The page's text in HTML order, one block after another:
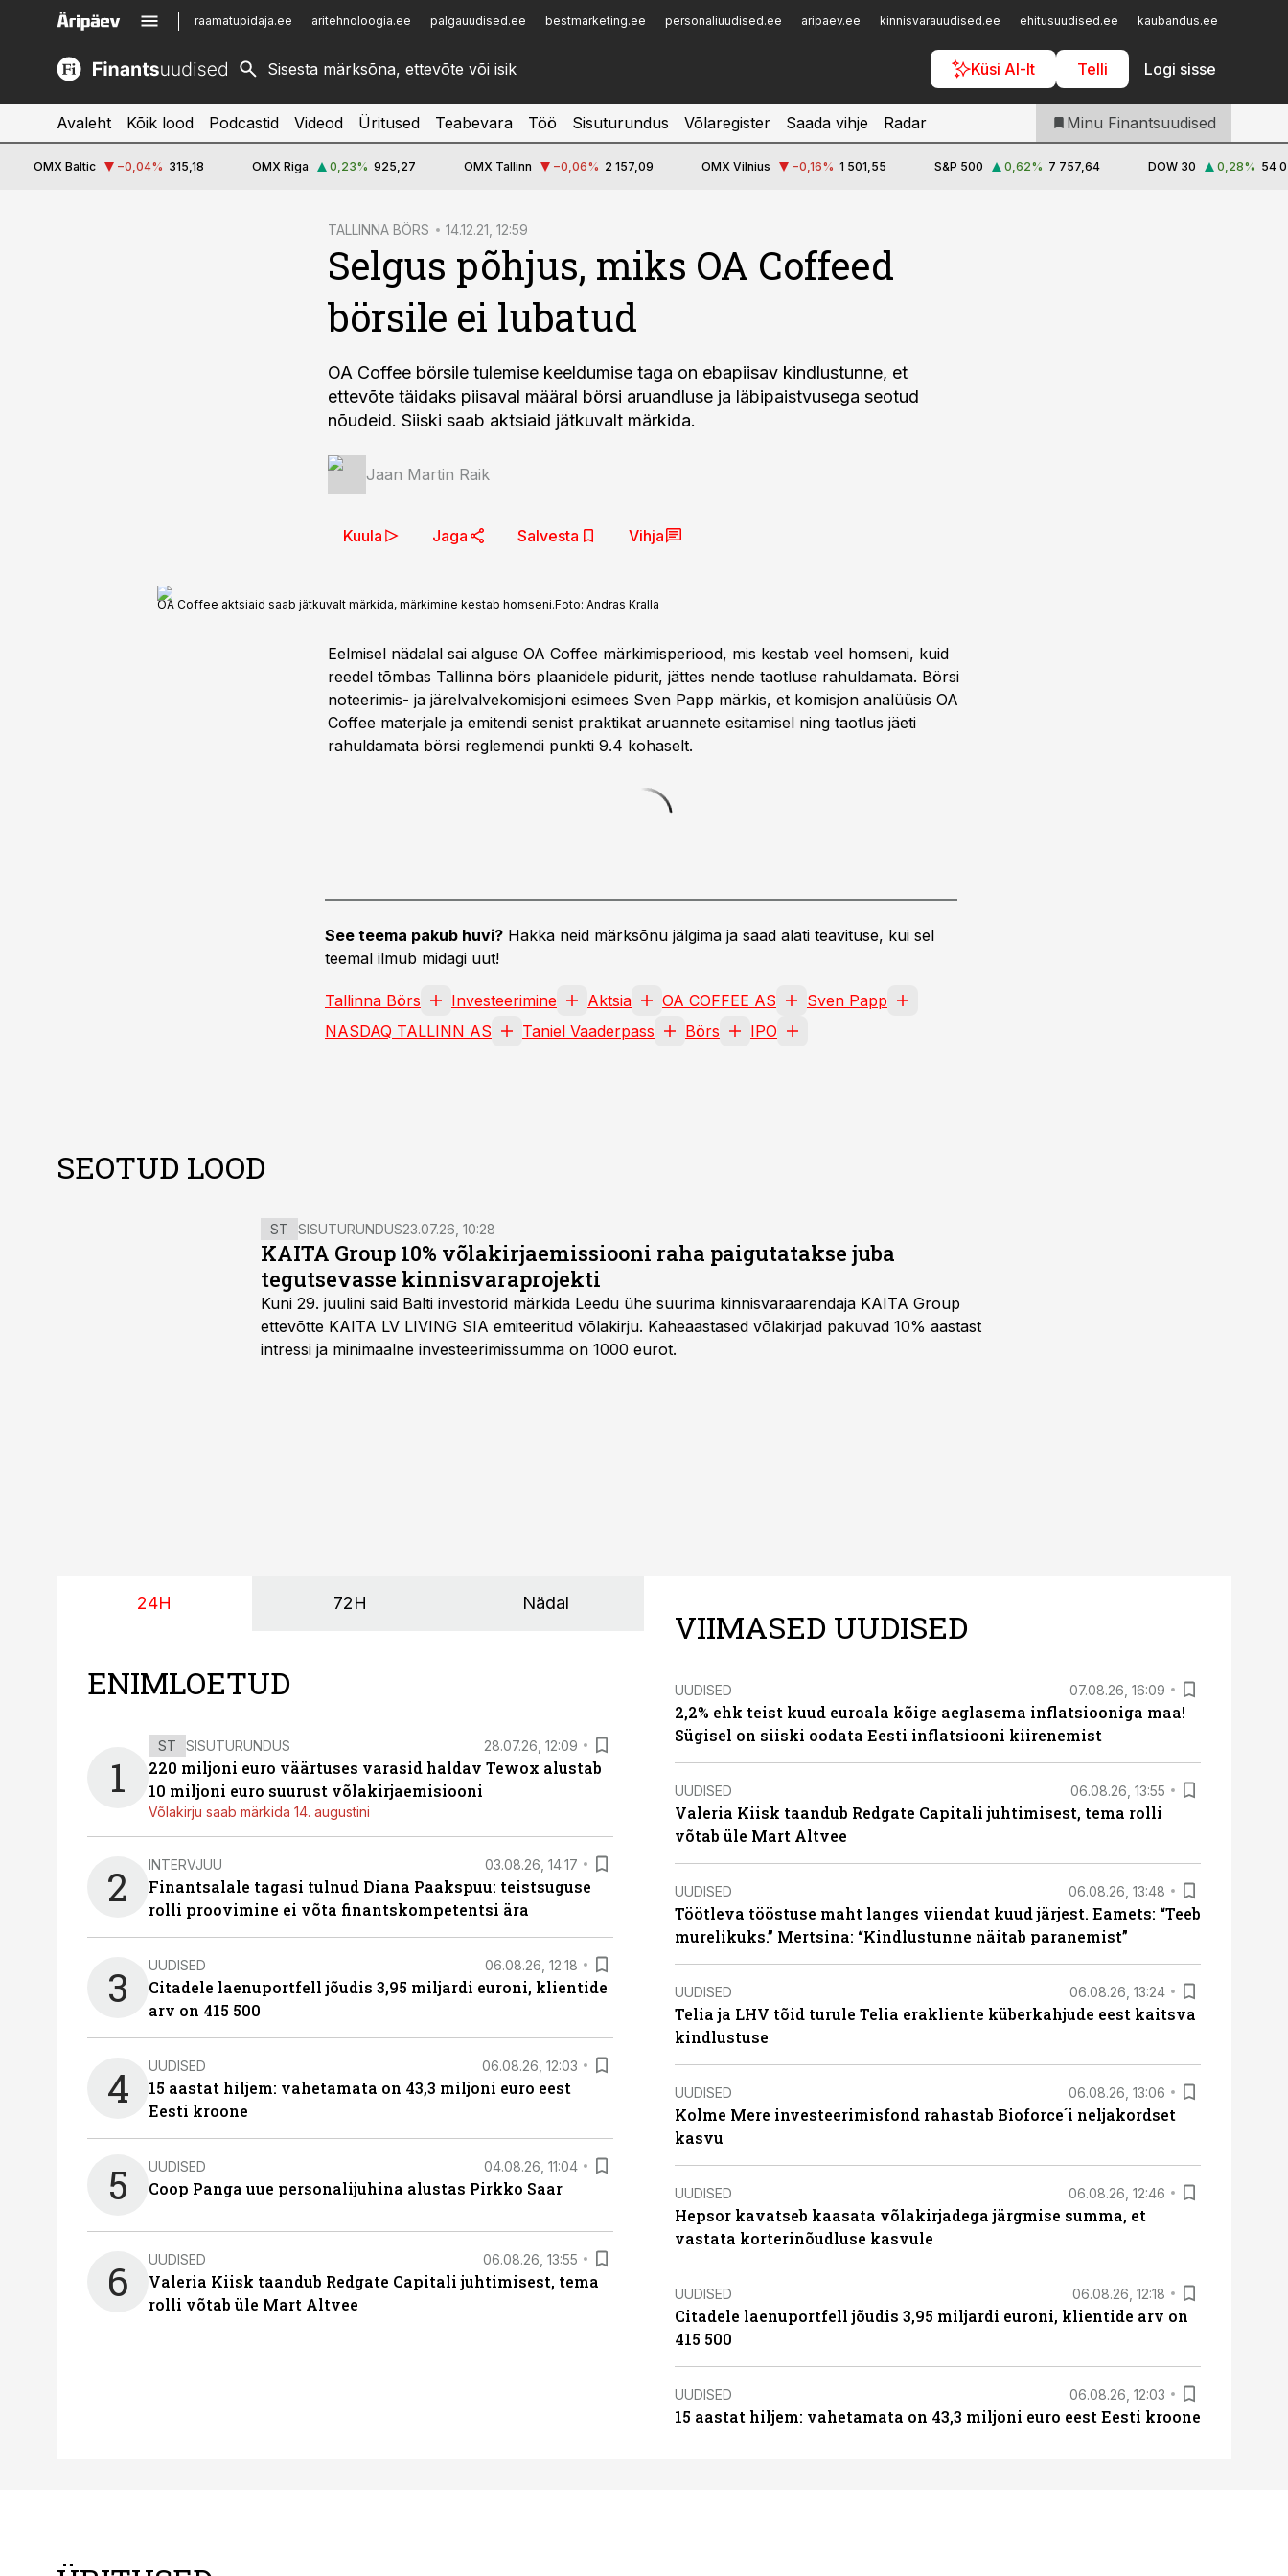
raamatupidaja.ee aritehnoloogia.ee palgauudised.ee bestmarketing.ee personaliuudised.ee aripaev.ee kinnisvarauudised.ee ehitusuudised.ee kaubandus.ee
Küsi AI-lt Telli Logi sisse
kinnisvarauudised.ee
logistikauudised.ee
imelineajalugu.ee
Infopank
Iseteenindus
Telli Finantsuudised
Avaleht Kõik lood Podcastid Videod Üritused Teabevara Töö Sisuturundus Võlaregister Saada vihje Radar Minu Finantsuudised
OMX Baltic −0,04% 315,18 OMX Riga 0,23% 925,27 OMX Tallinn −0,06% 2 157,09 OMX Vilnius −0,16% 1 501,55 S&P 500 0,62% 7 757,64 DOW 30 0,28% 54
TALLINNA BÖRS 14.12.21, 12:59
Selgus põhjus, miks OA Coffeed
börsile ei lubatud
OA Coffee börsile tulemise keeldumise taga on ebapiisav kindlustunne, et
ettevõte täidaks piisaval määral börsi aruandluse ja läbipaistvusega seotud
nõudeid. Siiski saab aktsiaid jätkuvalt märkida.
Jaan Martin Raik
Kuula Jaga Salvesta Vihja
OA Coffee aktsiaid saab jätkuvalt märkida, märkimine kestab homseni.Foto: Andras Kralla
Eelmisel nädalal sai alguse OA Coffee märkimisperiood, mis kestab veel homseni, kuid
reedel tõmbas Tallinna börs plaanidele pidurit, jättes nende taotluse rahuldamata. Börsi
noteerimis- ja järelvalvekomisjoni esimees Sven Papp märkis, et komisjon analüüsis OA
Coffee materjale ja emitendi senist praktikat aruannete esitamisel ning taotlus jäeti
rahuldamata börsi reglemendi punkti 9.4 kohaselt.
See teema pakub huvi? Hakka neid märksõnu jälgima ja saad alati teavituse, kui sel
teemal ilmub midagi uut!
Tallinna Börs Investeerimine Aktsia OA COFFEE AS
Sven Papp
NASDAQ TALLINN AS
Taniel Vaaderpass Börs IPO
SEOTUD LOOD
ST SISUTURUNDUS23.07.26, 10:28
KAITA Group 10% võlakirjaemissiooni raha paigutatakse juba
tegutsevasse kinnisvaraprojekti
Kuni 29. juulini said Balti investorid märkida Leedu ühe suurima kinnisvaraarendaja KAITA Group
ettevõtte KAITA LV LIVING SIA emiteeritud võlakirju. Kaheaastased võlakirjad pakuvad 10% aastast
intressi ja minimaalne investeerimissumma on 1000 eurot.
24H 72H Nädal
ENIMLOETUD
1
ST SISUTURUNDUS 28.07.26, 12:09
220 miljoni euro väärtuses varasid haldav Tewox alustab
10 miljoni euro suurust võlakirjaemisiooni
Võlakirju saab märkida 14. augustini
2 INTERVJUU 03.08.26, 14:17
Finantsalale tagasi tulnud Diana Paakspuu: teistsuguse
rolli proovimine ei võta finantskompetentsi ära
3 UUDISED 06.08.26, 12:18
Citadele laenuportfell jõudis 3,95 miljardi euroni, klientide
arv on 415 500
4 UUDISED 06.08.26, 12:03
15 aastat hiljem: vahetamata on 43,3 miljoni euro eest
Eesti kroone
5 UUDISED 04.08.26, 11:04
Coop Panga uue personalijuhina alustas Pirkko Saar
6 UUDISED 06.08.26, 13:55
Valeria Kiisk taandub Redgate Capitali juhtimisest, tema
rolli võtab üle Mart Altvee
VIIMASED UUDISED
UUDISED 07.08.26, 16:09
2,2% ehk teist kuud euroala kõige aeglasema inflatsiooniga maa!
Sügisel on siiski oodata Eesti inflatsiooni kiirenemist
UUDISED 06.08.26, 13:55
Valeria Kiisk taandub Redgate Capitali juhtimisest, tema rolli
võtab üle Mart Altvee
UUDISED 06.08.26, 13:48
Töötleva tööstuse maht langes viiendat kuud järjest. Eamets: “Teeb
murelikuks.” Mertsina: “Kindlustunne näitab paranemist”
UUDISED 06.08.26, 13:24
Telia ja LHV tõid turule Telia erakliente küberkahjude eest kaitsva
kindlustuse
UUDISED 06.08.26, 13:06
Kolme Mere investeerimisfond rahastab Bioforce´i neljakordset
kasvu
UUDISED 06.08.26, 12:46
Hepsor kavatseb kaasata võlakirjadega järgmise summa, et
vastata korterinõudluse kasvule
UUDISED 06.08.26, 12:18
Citadele laenuportfell jõudis 3,95 miljardi euroni, klientide arv on
415 500
UUDISED 06.08.26, 12:03
15 aastat hiljem: vahetamata on 43,3 miljoni euro eest Eesti kroone